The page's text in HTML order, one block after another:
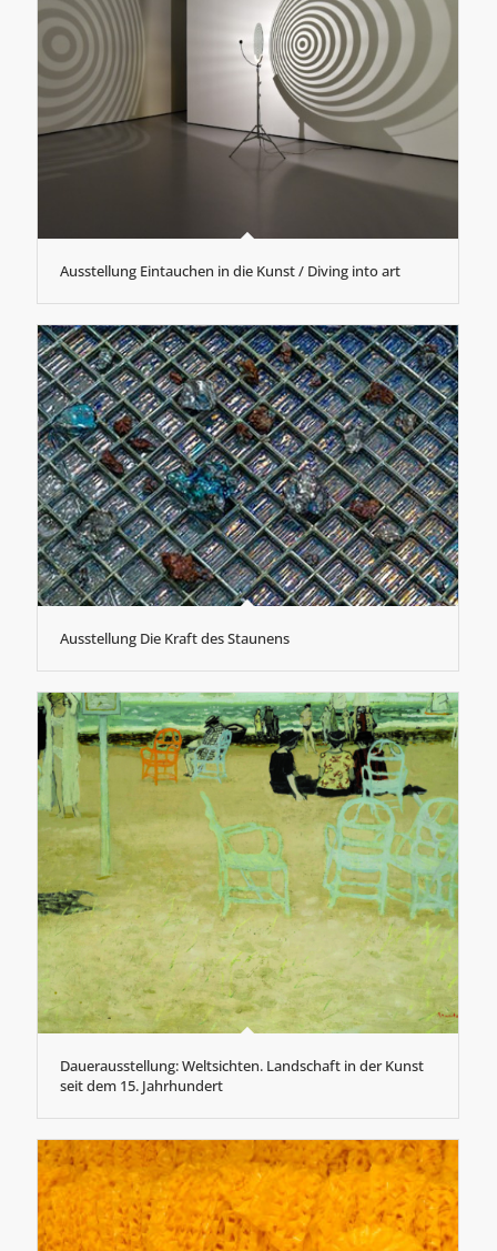
Ausstellung Eintauchen in die Kunst / Diving into art
Ausstellung Die Kraft des Staunens
Dauerausstellung: Weltsichten. Landschaft in der Kunst
seit dem 15. Jahrhundert